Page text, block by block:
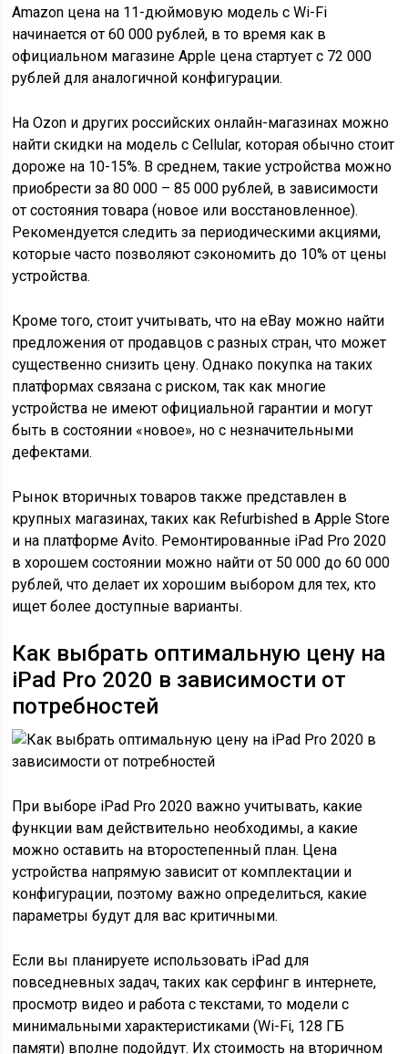
Amazon цена на 11-дюймовую модель с Wi-Fi
начинается от 60 000 рублей, в то время как в
официальном магазине Apple цена стартует с 72 000
рублей для аналогичной конфигурации.
На Ozon и других российских онлайн-магазинах можно
найти скидки на модель с Cellular, которая обычно стоит
дороже на 10-15%. В среднем, такие устройства можно
приобрести за 80 000 – 85 000 рублей, в зависимости
от состояния товара (новое или восстановленное).
Рекомендуется следить за периодическими акциями,
которые часто позволяют сэкономить до 10% от цены
устройства.
Кроме того, стоит учитывать, что на eBay можно найти
предложения от продавцов с разных стран, что может
существенно снизить цену. Однако покупка на таких
платформах связана с риском, так как многие
устройства не имеют официальной гарантии и могут
быть в состоянии «новое», но с незначительными
дефектами.
Рынок вторичных товаров также представлен в
крупных магазинах, таких как Refurbished в Apple Store
и на платформе Avito. Ремонтированные iPad Pro 2020
в хорошем состоянии можно найти от 50 000 до 60 000
рублей, что делает их хорошим выбором для тех, кто
ищет более доступные варианты.
Как выбрать оптимальную цену на
iPad Pro 2020 в зависимости от
потребностей
При выборе iPad Pro 2020 важно учитывать, какие
функции вам действительно необходимы, а какие
можно оставить на второстепенный план. Цена
устройства напрямую зависит от комплектации и
конфигурации, поэтому важно определиться, какие
параметры будут для вас критичными.
Если вы планируете использовать iPad для
повседневных задач, таких как серфинг в интернете,
просмотр видео и работа с текстами, то модели с
минимальными характеристиками (Wi-Fi, 128 ГБ
памяти) вполне подойдут. Их стоимость на вторичном